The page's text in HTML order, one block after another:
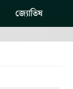
জ্যোতিষ